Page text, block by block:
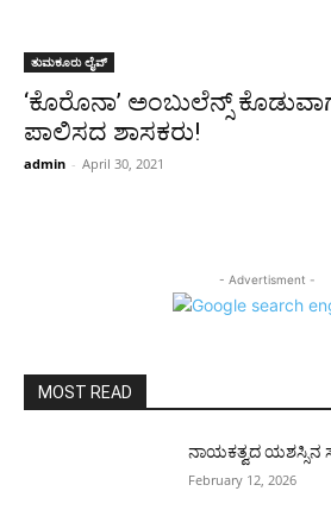
ತುಮಕೂರು ಲೈವ್
‘ಕೊರೊನಾ’ ಅಂಬುಲೆನ್ಸ್
ಪಾಲಿಸದ ಶಾಸಕರು!
admin - April 30, 2021
- Advertisment -
MOST READ
ನಾಯಕತ್ವದ ಯಶಸ್ಸಿನ
February 12, 2026